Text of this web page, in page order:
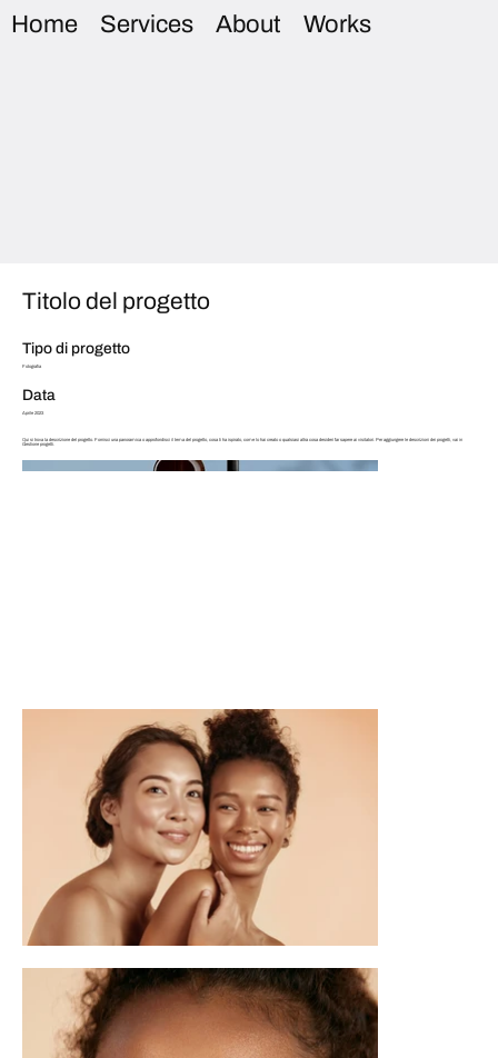
Home Services About Works
Titolo del progetto
Tipo di progetto
Fotografia
Data
Aprile 2023
Qui si trova la descrizione del progetto. Fornisci una panoramica o approfondisci il tema del progetto, cosa ti ha ispirato, come lo hai creato o qualsiasi altra cosa desideri far sapere ai visitatori. Per aggiungere le descrizioni dei progetti, vai in
Gestione progetti.